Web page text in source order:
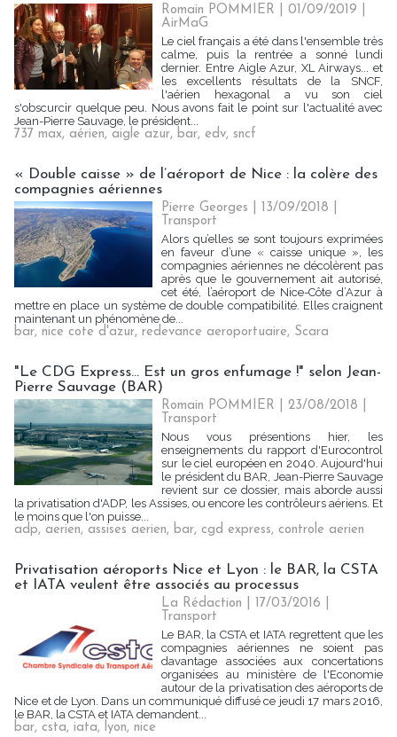
Romain POMMIER | 01/09/2019
AirMaG
Le ciel français a été dans l'ensemble très
calme, puis la rentrée a sonné lundi
dernier. Entre Aigle Azur, XL Airways... et
les excellents résultats de la SNCF,
l'aérien hexagonal a vu son ciel
s'obscurcir quelque peu. Nous avons fait le point sur l'actualité avec
Jean-Pierre Sauvage, le président...
737 max, aérien, aigle azur, bar, edv, sncf
« Double caisse » de l’aéroport de Nice : la colère des
compagnies aériennes
Pierre Georges | 13/09/2018
Transport
Alors qu’elles se sont toujours exprimées
en faveur d’une « caisse unique », les
compagnies aériennes ne décolèrent pas
après que le gouvernement ait autorisé,
cet été, l’aéroport de Nice-Côte d’Azur à
mettre en place un système de double compatibilité. Elles craignent
maintenant un phénomène de...
bar, nice cote d'azur, redevance aeroportuaire, Scara
"Le CDG Express... Est un gros enfumage !" selon Jean-
Pierre Sauvage (BAR)
Romain POMMIER | 23/08/2018
Transport
Nous vous présentions hier, les
enseignements du rapport d'Eurocontrol
sur le ciel européen en 2040. Aujourd'hui
le président du BAR, Jean-Pierre Sauvage
revient sur ce dossier, mais aborde aussi
la privatisation d'ADP, les Assises, ou encore les contrôleurs aériens. Et
le moins que l'on puisse...
adp, aerien, assises aerien, bar, cgd express, controle aerien
Privatisation aéroports Nice et Lyon : le BAR, la CSTA
et IATA veulent être associés au processus
La Rédaction | 17/03/2016
Transport
Le BAR, la CSTA et IATA regrettent que les
compagnies aériennes ne soient pas
davantage associées aux concertations
organisées au ministère de l'Economie
autour de la privatisation des aéroports de
Nice et de Lyon. Dans un communiqué diffusé ce jeudi 17 mars 2016,
le BAR, la CSTA et IATA demandent...
bar, csta, iata, lyon, nice